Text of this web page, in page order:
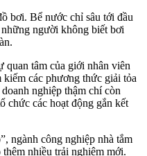
bơi. Bể nước chỉ sâu tới đầu
người không biết bơi
quan tâm của giới nhân viên
các phương thức giải tỏa
nghiệp thậm chí còn
chức các hoạt động gắn kết
ngành công nghiệp nhà tắm
nhiều trải nghiệm mới.